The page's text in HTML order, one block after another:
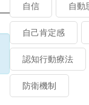
自信 自動
自己肯定感
認知行動療法
防衛機制